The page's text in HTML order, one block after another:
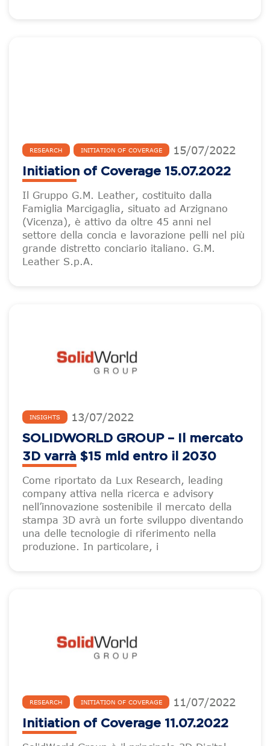
RESEARCH INITIATION OF COVERAGE 15/07/2022
Initiation of Coverage 15.07.2022
Il Gruppo G.M. Leather, costituito dalla
Famiglia Marcigaglia, situato ad Arzignano
(Vicenza), è attivo da oltre 45 anni nel
settore della concia e lavorazione pelli nel più
grande distretto conciario italiano. G.M.
Leather S.p.A.
INSIGHTS 13/07/2022
SOLIDWORLD GROUP – Il mercato
3D varrà $15 mld entro il 2030
Come riportato da Lux Research, leading
company attiva nella ricerca e advisory
nell’innovazione sostenibile il mercato della
stampa 3D avrà un forte sviluppo diventando
una delle tecnologie di riferimento nella
produzione. In particolare, i
RESEARCH INITIATION OF COVERAGE 11/07/2022
Initiation of Coverage 11.07.2022